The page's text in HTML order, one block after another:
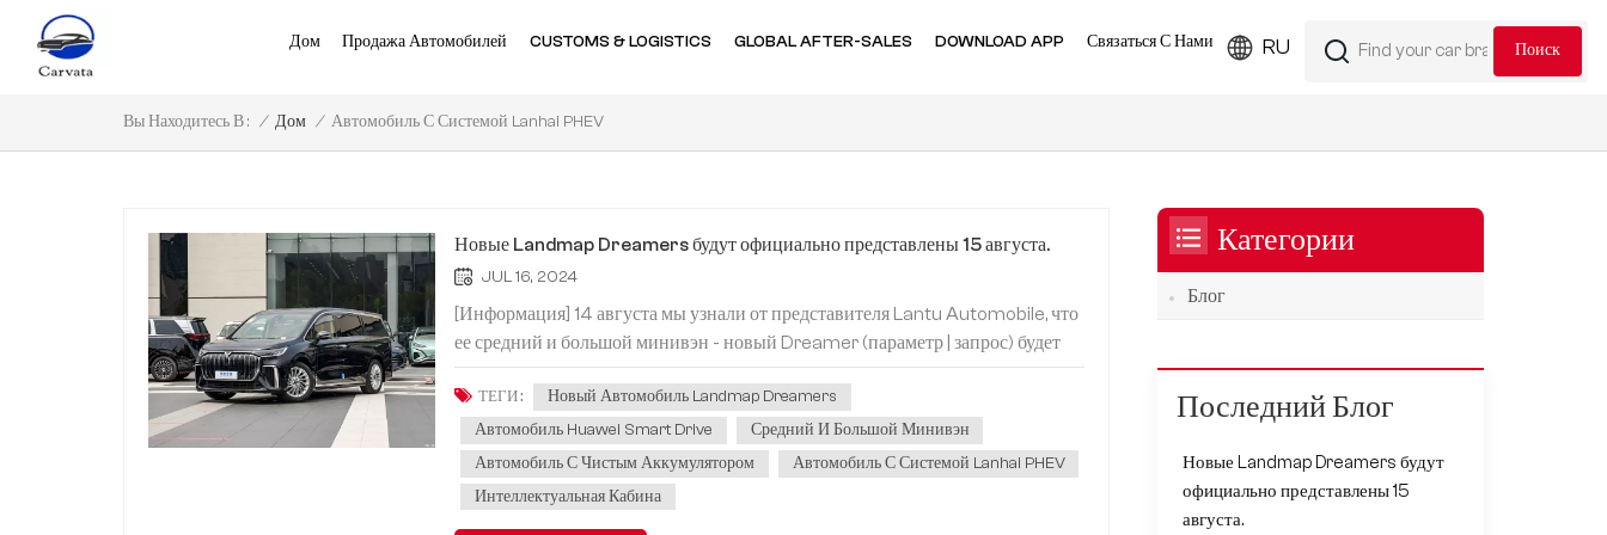
RU
Дом Продажа Автомобилей CUSTOMS & LOGISTICS GLOBAL AFTER-SALES DOWNLOAD APP Связаться С Нами
Вы Находитесь В : / Дом / Автомобиль С Системой Lanhai PHEV
Новые Landmap Dreamers будут официально представлены 15 августа.
JUL 16, 2024
[Информация] 14 августа мы узнали от представителя Lantu Automobile, что
ее средний и большой минивэн - новый Dreamer (параметр | запрос) будет
официально представлен 15 августа. Предполагается, что автомобиль будет
построен компанией Huawei и Сотрудничество по локальной сети и
использование интеллектуального вождения Huawei и интеллектуальной
кабины. Насколько мы понимаем, в продаже есть 9 моделей Dreamer по цене
от 339 900 до 639 900 юаней. На данный момент информации об этом
автомобиле меньше, судя по фотографиям предыдущих дорожных
ТЕГИ :
Новый Автомобиль Landmap Dreamers
Автомобиль Huawei Smart Drive
Средний И Большой Минивэн
Автомобиль С Чистым Аккумулятором
Автомобиль С Системой Lanhai PHEV
Интеллектуальная Кабина
Категории
Блог
Последний Блог
Новые Landmap Dreamers будут
официально представлены 15
августа.